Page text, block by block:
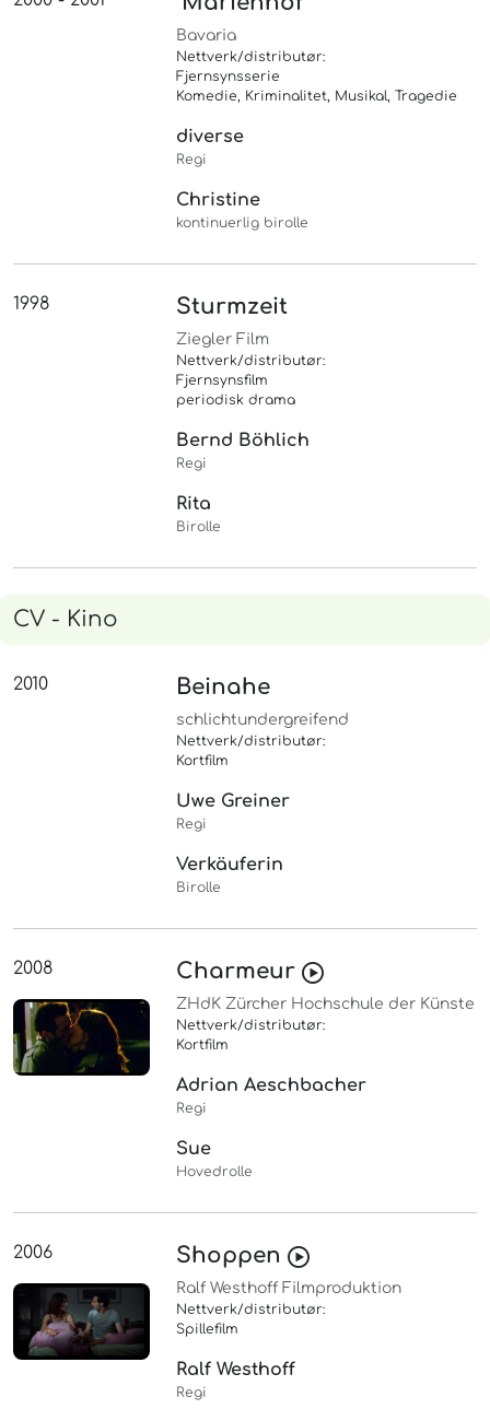
Bavaria
Nettverk/distributør:
Fjernsynsserie
Komedie, Kriminalitet, Musikal, Tragedie
diverse
Regi
Christine
kontinuerlig birolle
1998 Sturmzeit
Ziegler Film
Nettverk/distributør:
Fjernsynsfilm
periodisk drama
Bernd Böhlich
Regi
Rita
Birolle
CV - Kino
2010 Beinahe
schlichtundergreifend
Nettverk/distributør:
Kortfilm
Uwe Greiner
Regi
Verkäuferin
Birolle
2008 Charmeur
ZHdK Zürcher Hochschule der Künste
Nettverk/distributør:
Kortfilm
Adrian Aeschbacher
Regi
Sue
Hovedrolle
2006 Shoppen
Ralf Westhoff Filmproduktion
Nettverk/distributør:
Spillefilm
Ralf Westhoff
Regi